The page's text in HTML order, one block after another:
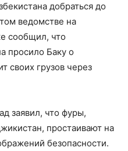
добраться до
ведомстве на
сообщил, что
просило Баку о
своих грузов через
заявил, что фуры,
простаивают на
безопасности.